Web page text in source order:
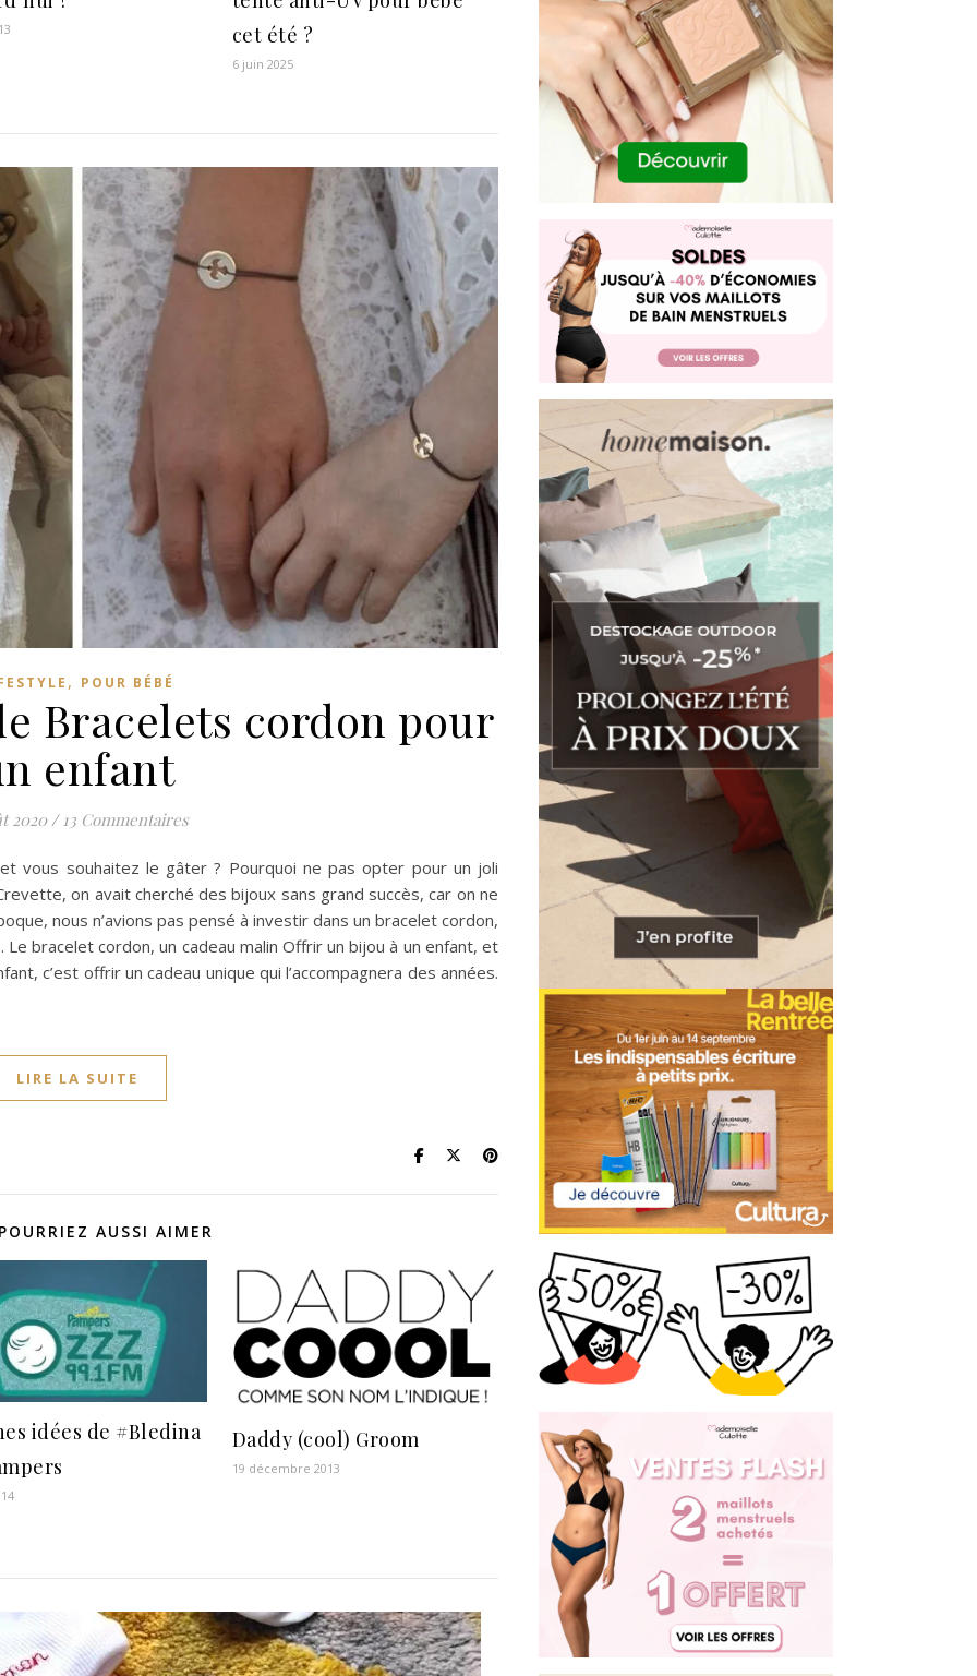
cet été ?
6 juin 2025
, POUR BÉBÉ
Bracelets cordon pour
enfant
2020 / 13 Commentaires
vous souhaitez le gâter ? Pourquoi ne pas opter pour un joli
on avait cherché des bijoux sans grand succès, car on ne
nous n’avions pas pensé à investir dans un bracelet cordon,
bracelet cordon, un cadeau malin Offrir un bijou à un enfant, et
c’est offrir un cadeau unique qui l’accompagnera des années.
LIRE LA SUITE
AUSSI AIMER
idées de #Bledina
Daddy (cool) Groom
19 décembre 2013